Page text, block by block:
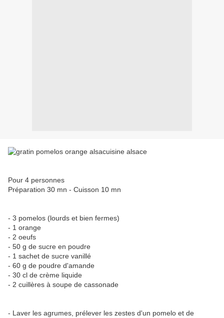
Pour 4 personnes
Préparation 30 mn - Cuisson 10 mn
- 3 pomelos (lourds et bien fermes)
- 1 orange
- 2 oeufs
- 50 g de sucre en poudre
- 1 sachet de sucre vanillé
- 60 g de poudre d'amande
- 30 cl de crème liquide
- 2 cuillères à soupe de cassonade
- Laver les agrumes, prélever les zestes d'un pomelo et de